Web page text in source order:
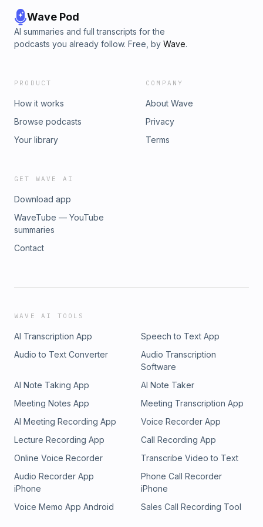
Wave Pod
AI summaries and full transcripts for the
podcasts you already follow. Free, by Wave.
PRODUCT
How it works
Browse podcasts
Your library
COMPANY
About Wave
Privacy
Terms
GET WAVE AI
Download app
WaveTube — YouTube
summaries
Contact
WAVE AI TOOLS
AI Transcription App
Speech to Text App
Audio to Text Converter
Audio Transcription
Software
AI Note Taking App
AI Note Taker
Meeting Notes App
Meeting Transcription App
AI Meeting Recording App
Voice Recorder App
Lecture Recording App
Call Recording App
Online Voice Recorder
Transcribe Video to Text
Audio Recorder App
iPhone
Phone Call Recorder
iPhone
Voice Memo App Android
Sales Call Recording Tool